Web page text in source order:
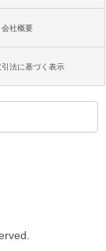
会社概要
法に基づく表示